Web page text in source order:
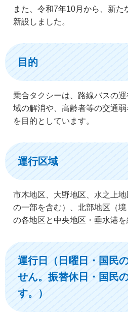
また、令和7年10月から、新た
新設しました。
目的
乗合タクシーは、路線バスの
域の解消や、高齢者等の交通
を目的としています。
運行区域
市木地区、大野地区、水之上
の一部を含む）、北部地区（境
の各地区と中央地区・垂水港を
運行日（日曜日・国民
せん。振替休日・国民
す。）